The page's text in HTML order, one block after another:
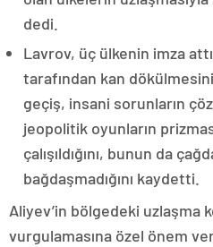
dedi.
Lavrov, üç ülkenin imza
tarafından kan
geçiş, insani sorunların
jeopolitik oyunların
çalışıldığını, bunun da
bağdaşmadığını kaydetti.
Aliyev’in bölgedeki uzlaşma
vurgulamasına özel önem